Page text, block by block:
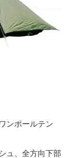
ンポールテン
ュ、全方向下部